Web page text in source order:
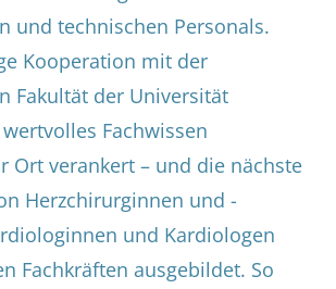
und technischen Personals.
Kooperation mit der
Fakultät der Universität
Fachwissen
Ort verankert – und die nächste
Herzchirurginnen und -
und Kardiologen
Fachkräften ausgebildet. So